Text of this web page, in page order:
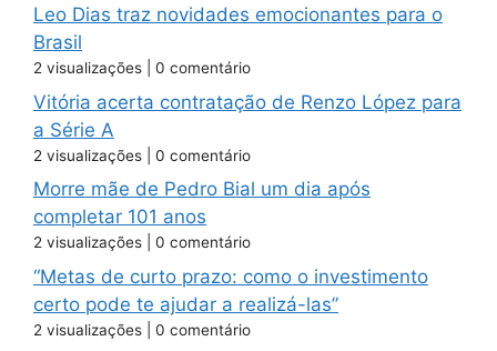
Leo Dias traz novidades emocionantes para o
Brasil
2 visualizações 0 comentário
Vitória acerta contratação de Renzo López para
a Série A
2 visualizações 0 comentário
Morre mãe de Pedro Bial um dia após
completar 101 anos
2 visualizações 0 comentário
“Metas de curto prazo: como o investimento
certo pode te ajudar a realizá-las”
2 visualizações 0 comentário